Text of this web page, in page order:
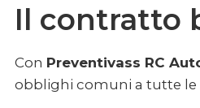
Il contratto
Con Preventivass RC
obblighi comuni a tutte le